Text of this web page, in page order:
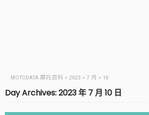
MOTODATA 摩托百科 > 2023 > 7 月 > 10
Day Archives: 2023 年 7 月 10 日